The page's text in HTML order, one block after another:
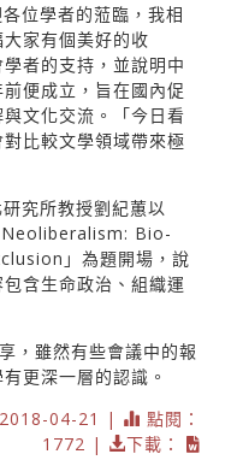
位學者的蒞臨，我相
家有個美好的收
者的支持，並說明中
便成立，旨在國內促
文化交流。「今日看
比較文學領域帶來極
究所教授劉紀蕙以
Bio-
」為題開場，說
含生命政治、組織運
，雖然有些會議中的報
更深一層的認識。
04-21 |
點閱：
1772 |
下載：